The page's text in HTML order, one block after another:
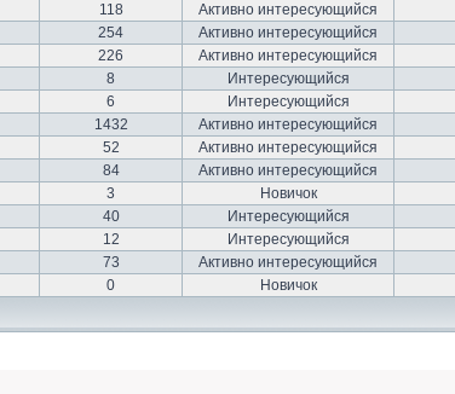
118 Активно интересующийся
254 Активно интересующийся
226 Активно интересующийся
8 Интересующийся
6 Интересующийся
1432 Активно интересующийся
52 Активно интересующийся
84 Активно интересующийся
3 Новичок
40 Интересующийся
12 Интересующийся
73 Активно интересующийся
0 Новичок